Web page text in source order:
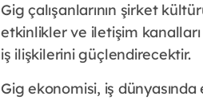
Gig çalışanlarının şirket
etkinlikler ve iletişim kanalları
iş ilişkilerini güçlendirecektir.
Gig ekonomisi, iş